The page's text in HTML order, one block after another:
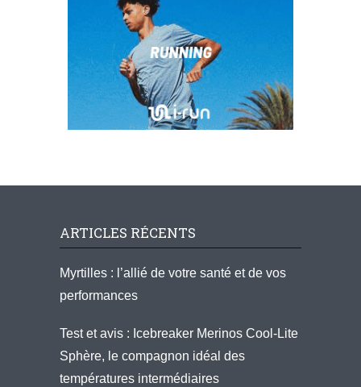
ARTICLES RÉCENTS
Myrtilles : l’allié de votre santé et de vos
performances
Test et avis : Icebreaker Merinos Cool-Lite
Sphère, le compagnon idéal des
températures intermédiaires